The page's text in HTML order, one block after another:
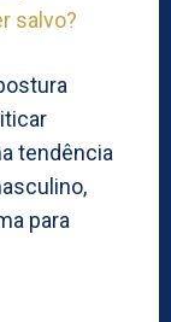
salvo?
tendência
para